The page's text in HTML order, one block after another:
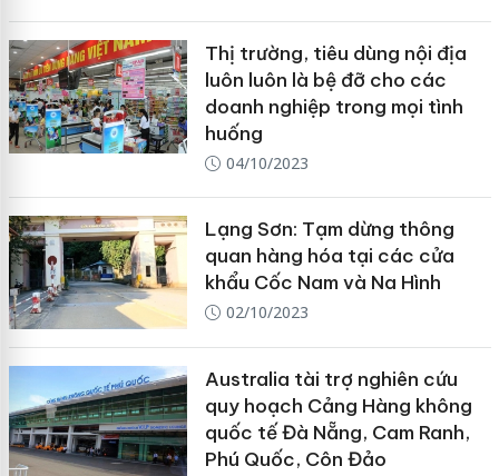
Thị trường, tiêu dùng nội địa
luôn luôn là bệ đỡ cho các
doanh nghiệp trong mọi tình
huống
04/10/2023
Lạng Sơn: Tạm dừng thông
quan hàng hóa tại các cửa
khẩu Cốc Nam và Na Hình
02/10/2023
Australia tài trợ nghiên cứu
quy hoạch Cảng Hàng không
quốc tế Đà Nẵng, Cam Ranh,
Phú Quốc, Côn Đảo